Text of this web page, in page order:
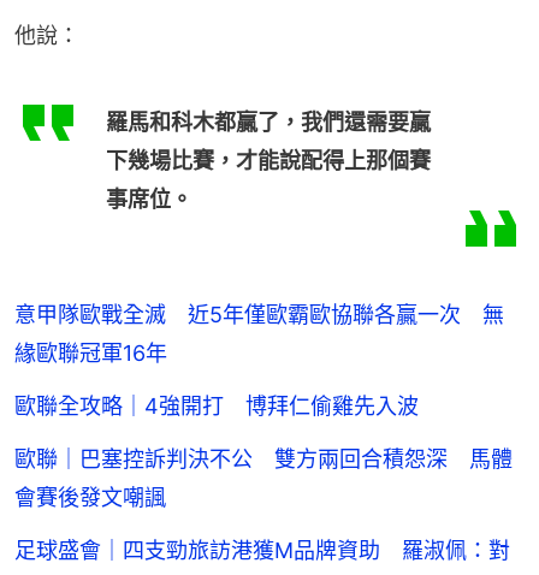
他說：
羅馬和科木都贏了，我們還需要贏
下幾場比賽，才能說配得上那個賽
事席位。
意甲隊歐戰全滅 近5年僅歐霸歐協聯各贏一次 無
緣歐聯冠軍16年
歐聯全攻略｜4強開打 博拜仁偷雞先入波
歐聯｜巴塞控訴判決不公 雙方兩回合積怨深 馬體
會賽後發文嘲諷
足球盛會｜四支勁旅訪港獲M品牌資助 羅淑佩：對